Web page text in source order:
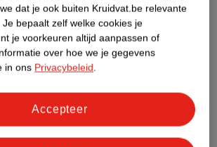
Alle Nagellak
dat je ook buiten Kruidvat.be relevante
Je bepaalt zelf welke cookies je
je voorkeuren altijd aanpassen of
over hoe we je gegevens
in ons Privacybeleid.
Accepteer